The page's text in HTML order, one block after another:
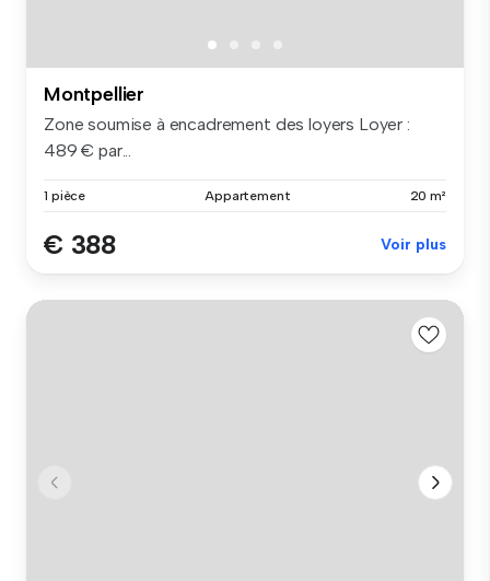
Montpellier
Zone soumise à encadrement des loyers Loyer :
489 € par...
1 pièce Appartement 20 m²
€ 388 Voir plus